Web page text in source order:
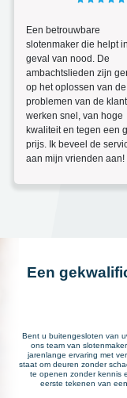
Een betrouwbare
slotenmaker die helpt in
geval van nood. De
ambachtslieden zijn
op het oplossen van de
problemen van de
werken snel, van hoge
kwaliteit en tegen een
prijs. Ik beveel de
aan mijn vrienden aan!
Een
Bent u buitengesloten van
ons team van
jarenlange ervaring met
staat om deuren zonder
te openen zonder kennis
eerste tekenen van